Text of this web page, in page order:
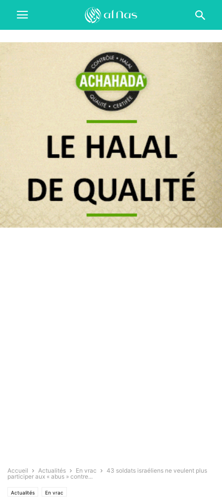
Accueil Actualités En vrac
43 soldats israéliens ne veulent plus
participer aux « abus » contre...
Actualités En vrac